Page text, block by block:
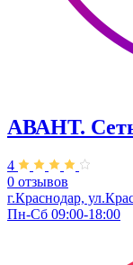
АВАНТ. ​Сеть
4
0 отзывов
г.Краснодар,
Пн-Сб 09:00-18:00